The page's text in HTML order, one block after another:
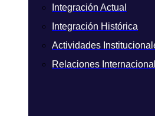
Integración Actual
Integración Histórica
Actividades
Relaciones